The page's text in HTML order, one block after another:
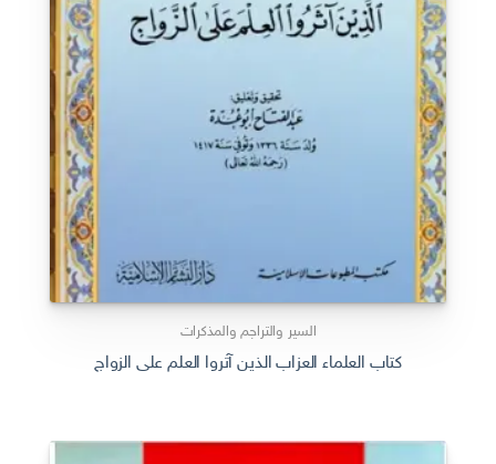
السير والتراجم والمذكرات
كتاب العلماء العزاب الذين آثروا العلم على الزواج